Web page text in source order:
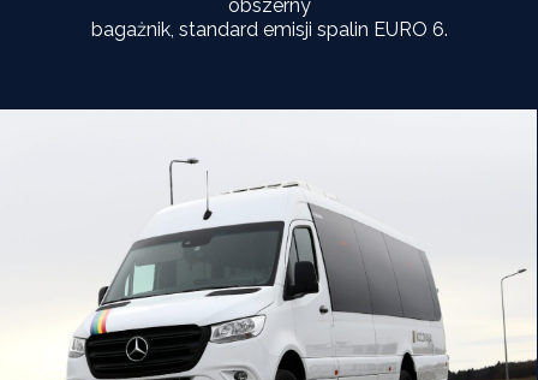
obszerny
bagażnik, standard emisji spalin EURO 6.